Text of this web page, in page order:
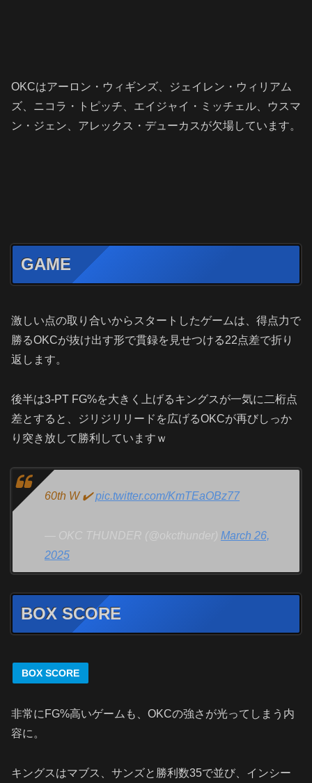
OKCはアーロン・ウィギンズ、ジェイレン・ウィリアム
ズ、ニコラ・トピッチ、エイジャイ・ミッチェル、ウスマ
ン・ジェン、アレックス・デューカスが欠場しています。
GAME
激しい点の取り合いからスタートしたゲームは、得点力で
勝るOKCが抜け出す形で貫録を見せつける22点差で折り
返します。
後半は3-PT FG%を大きく上げるキングスが一気に二桁点
差とすると、ジリジリリードを広げるOKCが再びしっか
り突き放して勝利していますｗ
60th W ✔️pic.twitter.com/KmTEaOBz77
— OKC THUNDER (@okcthunder) March 26,
2025
BOX SCORE
BOX SCORE
非常にFG%高いゲームも、OKCの強さが光ってしまう内
容に。
キングスはマブス、サンズと勝利数35で並び、インシー